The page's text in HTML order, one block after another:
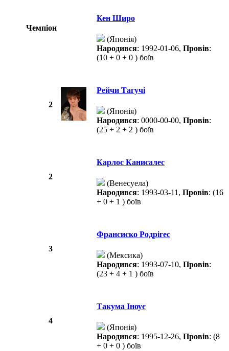
Чемпіон
Кен Широ
(Японія)
Народився: 1992-01-06, Провів:
(10 + 0 + 0 ) боїв
2
Рейчи Тагучі
(Японія)
Народився: 0000-00-00, Провів:
(25 + 2 + 2 ) боїв
2
Карлос Канисалес
(Венесуела)
Народився: 1993-03-11, Провів: (16
+ 0 + 1 ) боїв
3
Франсиско Родрігес
(Мексика)
Народився: 1993-07-10, Провів:
(23 + 4 + 1 ) боїв
4
Такума Іноує
(Японія)
Народився: 1995-12-26, Провів: (8
+ 0 + 0 ) боїв